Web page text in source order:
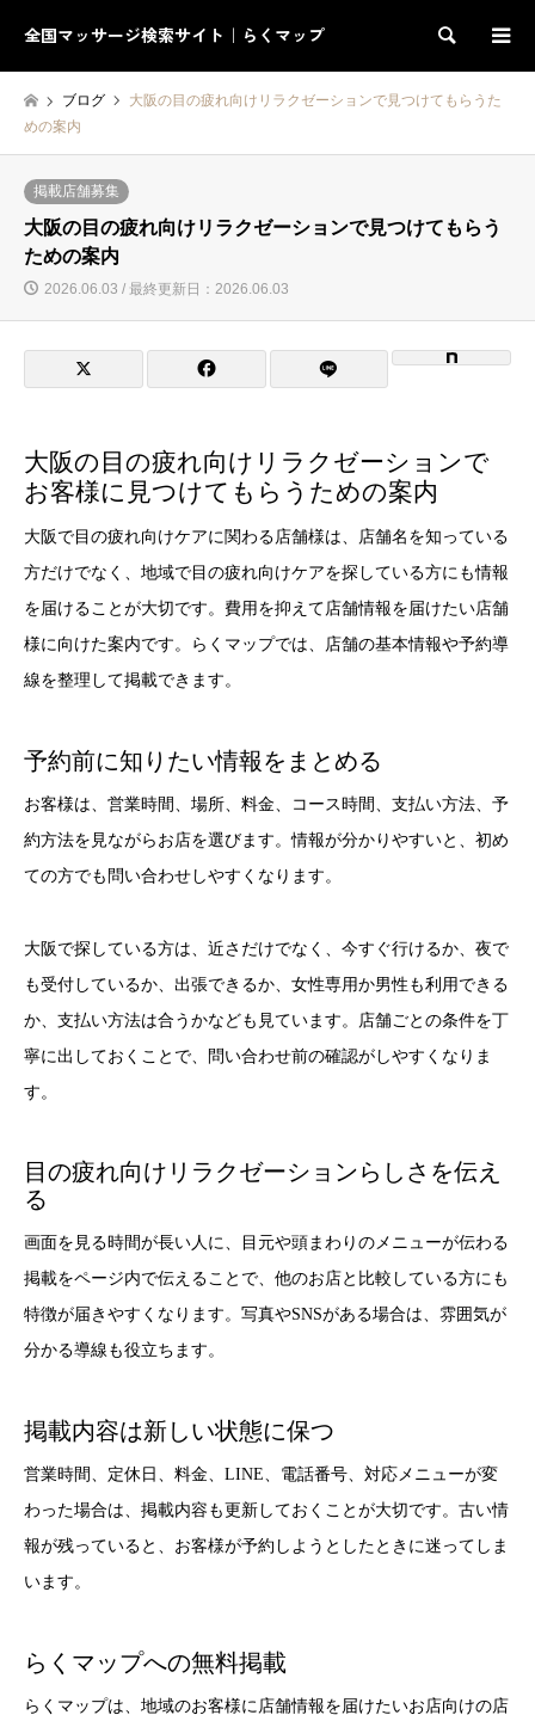
全国マッサージ検索サイト｜らくマップ 検索
ブログ
大阪の目の疲れ向けリラクゼーションで見つけてもらうた
めの案内
掲載店舗募集
大阪の目の疲れ向けリラクゼーションで見つけてもらう
ための案内
2026.06.03 / 最終更新日：2026.06.03
大阪の目の疲れ向けリラクゼーションで
お客様に見つけてもらうための案内
大阪で目の疲れ向けケアに関わる店舗様は、店舗名を知っている
方だけでなく、地域で目の疲れ向けケアを探している方にも情報
を届けることが大切です。費用を抑えて店舗情報を届けたい店舗
様に向けた案内です。らくマップでは、店舗の基本情報や予約導
線を整理して掲載できます。
予約前に知りたい情報をまとめる
お客様は、営業時間、場所、料金、コース時間、支払い方法、予
約方法を見ながらお店を選びます。情報が分かりやすいと、初め
ての方でも問い合わせしやすくなります。
大阪で探している方は、近さだけでなく、今すぐ行けるか、夜で
も受付しているか、出張できるか、女性専用か男性も利用できる
か、支払い方法は合うかなども見ています。店舗ごとの条件を丁
寧に出しておくことで、問い合わせ前の確認がしやすくなりま
す。
目の疲れ向けリラクゼーションらしさを伝え
る
画面を見る時間が長い人に、目元や頭まわりのメニューが伝わる
掲載をページ内で伝えることで、他のお店と比較している方にも
特徴が届きやすくなります。写真やSNSがある場合は、雰囲気が
分かる導線も役立ちます。
掲載内容は新しい状態に保つ
営業時間、定休日、料金、LINE、電話番号、対応メニューが変
わった場合は、掲載内容も更新しておくことが大切です。古い情
報が残っていると、お客様が予約しようとしたときに迷ってしま
います。
らくマップへの無料掲載
らくマップは、地域のお客様に店舗情報を届けたいお店向けの店